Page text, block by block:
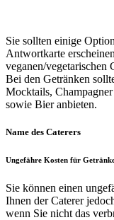
Sie sollten einige
Antwortkarte
veganen/vegetarischen
Bei den Getränken
Mocktails,
sowie Bier anbieten.
Name des Caterers
Ungefähre Kosten für
Sie können einen
Ihnen der Caterer
wenn Sie nicht das